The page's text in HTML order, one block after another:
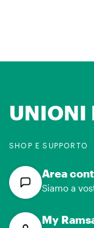
UNIONI
SHOP E SUPPORTO
Area
Siamo a
My